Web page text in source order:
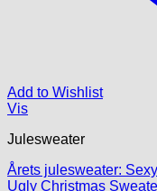
Add to Wishlist
Vis
Julesweater
Årets julesweater:
Ugly Christmas